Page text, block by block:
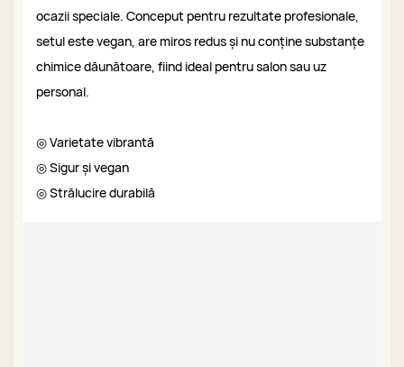
ocazii speciale. Conceput pentru rezultate profesionale,
setul este vegan, are miros redus și nu conține substanțe
chimice dăunătoare, fiind ideal pentru salon sau uz
personal.
◎ Varietate vibrantă
◎ Sigur și vegan
◎ Strălucire durabilă